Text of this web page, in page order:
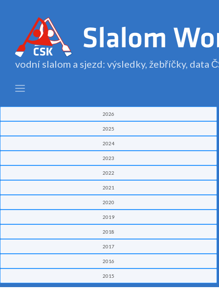
vodní slalom a sjezd: výsledky, žebříčky, data
2026
2025
2024
2023
2022
2021
2020
2019
2018
2017
2016
2015